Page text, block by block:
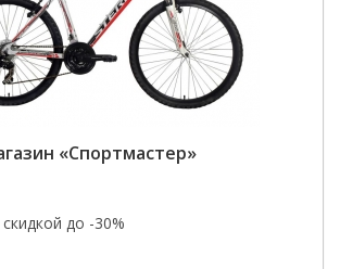
«Спортмастер»
до -30%